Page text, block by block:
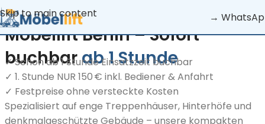
Skip to main content →
Möbellift Berlin –Sofort
buchbarab 1 Stunde
✓ Schon ab 1 Stunde Einsatzzeit buchbar
✓ 1. Stunde NUR 150 € inkl. Bediener & Anfahrt
✓ Festpreise ohne versteckte Kosten
Spezialisiert auf enge Treppenhäuser, Hinterhöfe und
denkmalgeschützte Gebäude – unsere kompakten